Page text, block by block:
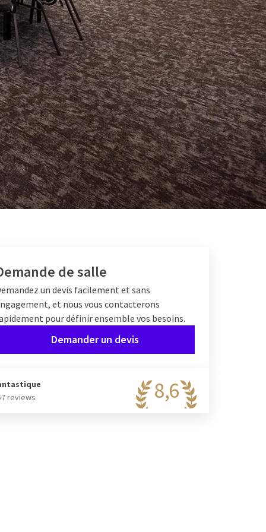
de salle
un devis facilement et sans
et nous vous contacterons
pour définir ensemble vos besoins.
Demander un devis
8,6
reviews